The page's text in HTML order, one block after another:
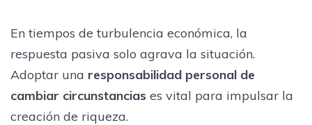
En tiempos de turbulencia económica, la
respuesta pasiva solo agrava la situación.
Adoptar una responsabilidad personal de
cambiar circunstancias es vital para impulsar la
creación de riqueza.